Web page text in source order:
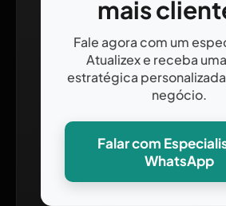
mais
Fale agora com um
Atualizex e receba
estratégica
negócio.
Falar com
WhatsApp